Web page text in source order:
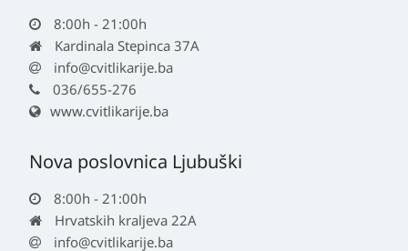
8:00h - 21:00h
Kardinala Stepinca 37A
info@cvitlikarije.ba
036/655-276
www.cvitlikarije.ba
Nova poslovnica Ljubuški
8:00h - 21:00h
Hrvatskih kraljeva 22A
info@cvitlikarije.ba